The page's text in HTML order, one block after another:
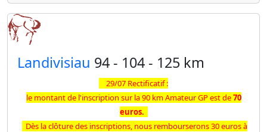
​Landivisiau 94 - 104 - 125 km
29/07 Rectificatif :
le montant de l'inscription sur la 90 km Amateur GP est de70
euros.
Dès la clôture des inscriptions, nous rembourserons 30 euros à